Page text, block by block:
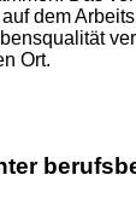
dem
Ort.